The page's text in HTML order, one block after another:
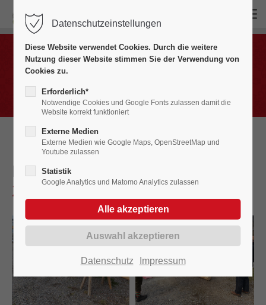
Login
Benutzername
Anmelden
Register|Lost your password?
Support
Lorem ipsum dolor sit amet:
Bildergalerien
Narrenbaum stellen in Tiengen
2023
Datenschutzeinstellungen
Diese Website verwendet Cookies. Durch die weitere
Nutzung dieser Website stimmen Sie der Verwendung von
Cookies zu.
Erforderlich*
Notwendige Cookies und Google Fonts zulassen damit die
Website korrekt funktioniert
Externe Medien
Externe Medien wie Google Maps, OpenStreetMap und
Youtube zulassen
Statistik
Google Analytics und Matomo Analytics zulassen
Datenschutz Impressum